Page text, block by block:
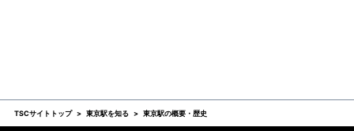
TSCサイトトップ 東京駅を知る 東京駅の概要・歴史